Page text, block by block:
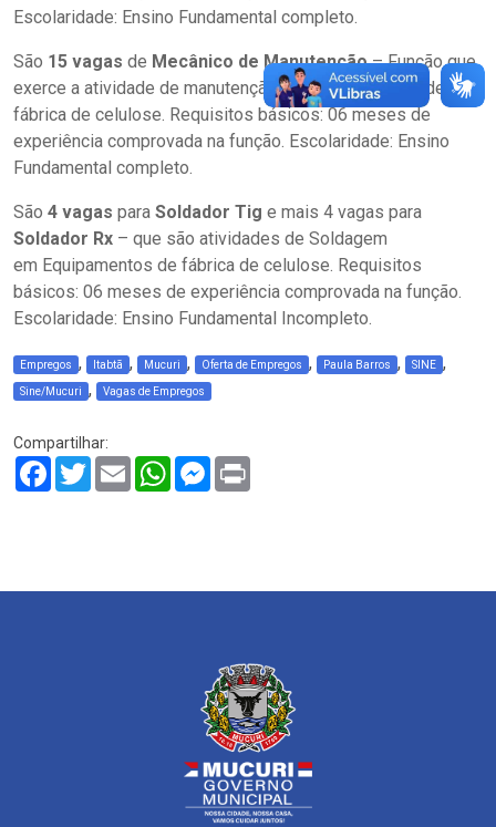
Escolaridade: Ensino Fundamental completo.
São 15 vagas de Mecânico de Manutenção– Função que
exerce a atividade de manutenção em equipamentos de
fábrica de celulose. Requisitos básicos: 06 meses de
experiência comprovada na função. Escolaridade: Ensino
Fundamental completo.
São 4 vagas para Soldador Tig e mais 4 vagas para
Soldador Rx – que são atividades de Soldagem
em Equipamentos de fábrica de celulose. Requisitos
básicos: 06 meses de experiência comprovada na função.
Escolaridade: Ensino Fundamental Incompleto.
Empregos , Itabtã , Mucuri , Oferta de Empregos , Paula Barros , SINE ,
Sine/Mucuri , Vagas de Empregos
Compartilhar:
Facebook
TwitterEmail WhatsAppMessenger